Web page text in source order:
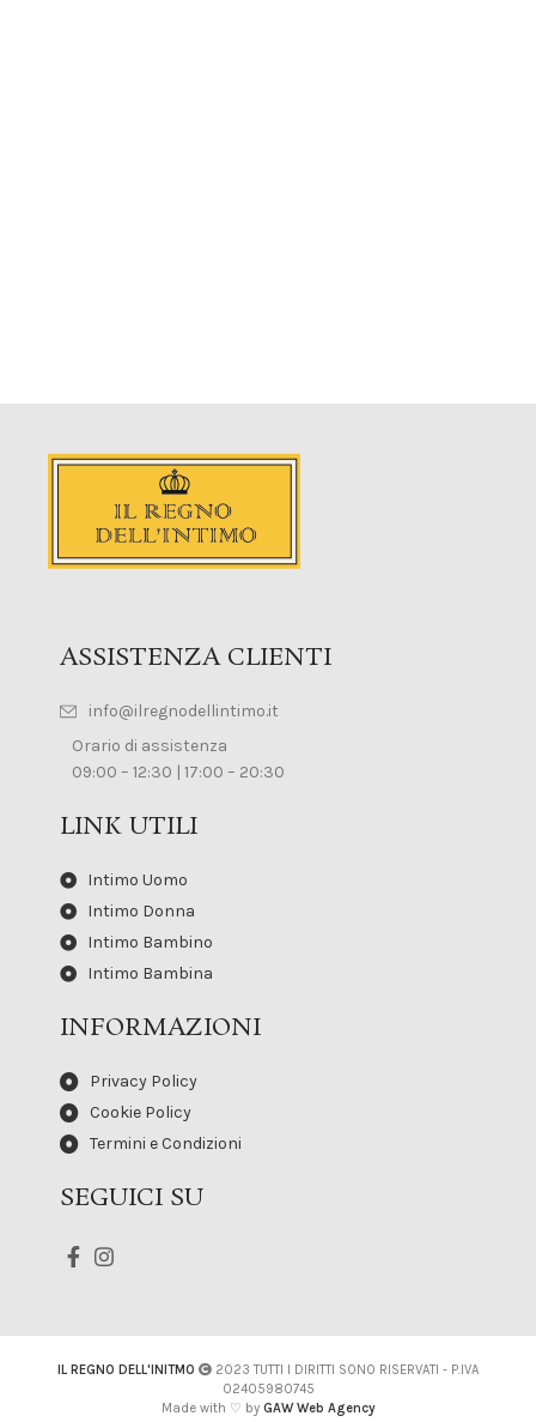
ASSISTENZA CLIENTI
info@ilregnodellintimo.it
Orario di assistenza
09:00 – 12:30 | 17:00 – 20:30
LINK UTILI
Intimo Uomo
Intimo Donna
Intimo Bambino
Intimo Bambina
INFORMAZIONI
Privacy Policy
Cookie Policy
Termini e Condizioni
SEGUICI SU
IL REGNO DELL'INITMO
2023 TUTTI I DIRITTI SONO RISERVATI - P.IVA
02405980745
Made with ♡ by GAW Web Agency